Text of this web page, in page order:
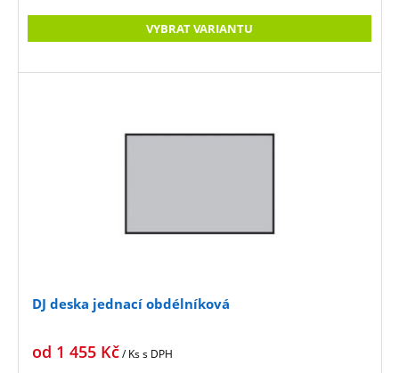
VYBRAT VARIANTU
DJ deska jednací obdélníková
od 1 455 Kč/ Kss DPH